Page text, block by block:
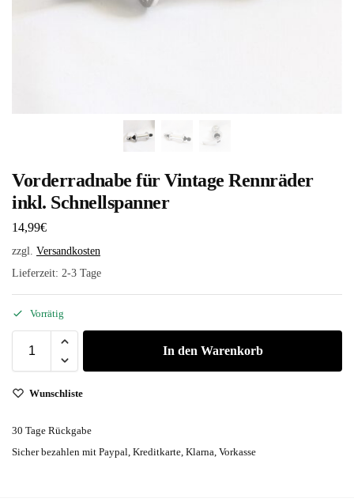
Vorderradnabe für Vintage Rennräder
inkl. Schnellspanner
14,99€
zzgl. Versandkosten
Lieferzeit: 2-3 Tage
Vorrätig
In den Warenkorb
Wunschliste
30 Tage Rückgabe
Sicher bezahlen mit Paypal, Kreditkarte, Klarna, Vorkasse